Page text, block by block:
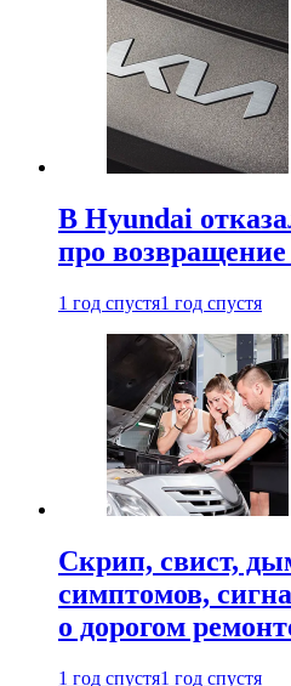
В Hyundai
про
1 год спустя1 год спустя
Скрип, свист,
симптомов,
о дорогом
1 год спустя1 год спустя